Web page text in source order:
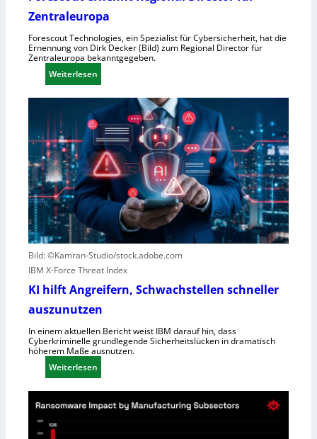
r
w
ü
f
e
w
e
g
e
n
S
c
h
l
e
c
h
t
l
s
u
g
Zentraleuropa
Forescout Technologies, ein Spezialist für Cybersicherheit, hat die
Ernennung von Dirk Decker (Bild) zum Regional Director für
Zentraleuropa bekanntgegeben.
Weiterlesen
F
r
s
c
o
u
t
e
r
n
e
n
t
e
g
Bild: ©Kamran-Studio/stock.adobe.com
IBM X-Force Threat Index
KI hilft Angreifern, Schwachstellen schneller
auszunutzen
In einem aktuellen Bericht weist IBM darauf hin, dass
Cyberkriminelle grundlegende Sicherheitslücken in dramatisch
höherem Maße ausnutzen.
Weiterlesen
K
h